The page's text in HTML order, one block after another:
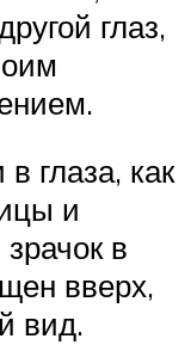
глаз,
глаза, как
и
в
вверх,
вид.